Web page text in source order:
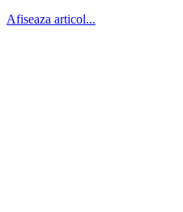
Afiseaza articol...